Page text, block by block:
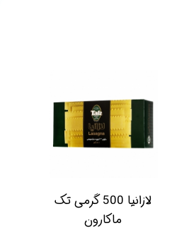
لازانیا 500 گرمی تک
ماکارون